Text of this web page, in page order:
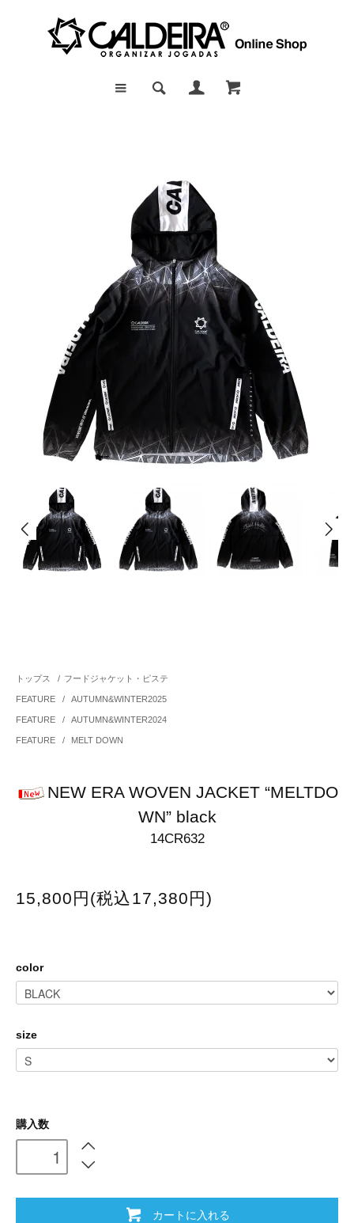
トップス / フードジャケット・ピステ
FEATURE / AUTUMN&WINTER2025
FEATURE / AUTUMN&WINTER2024
FEATURE / MELT DOWN
NEW ERA WOVEN JACKET “MELTDO
WN” black
14CR632
15,800円(税込17,380円)
color
size
購入数
カートに入れる